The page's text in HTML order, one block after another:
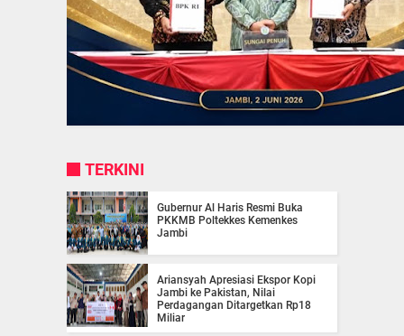
TERKINI
Gubernur Al Haris Resmi Buka
PKKMB Poltekkes Kemenkes
Jambi
Ariansyah Apresiasi Ekspor Kopi
Jambi ke Pakistan, Nilai
Perdagangan Ditargetkan Rp18
Miliar